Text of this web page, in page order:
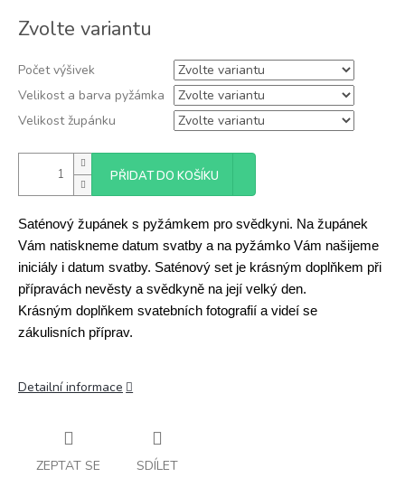
cena:
Zvolte variantu
Počet výšivek
Velikost a barva pyžámka
Velikost župánku
PŘIDAT DO KOŠÍKU
Saténový župánek s pyžámkem pro svědkyni. Na župánek
Vám natiskneme datum svatby a na pyžámko Vám našijeme
iniciály i datum svatby. Saténový set je krásným doplňkem při
přípravách nevěsty a svědkyně na její velký den.
Krásným doplňkem svatebních fotografií a videí se
zákulisních příprav.
Detailní informace
ZEPTAT SE SDÍLET